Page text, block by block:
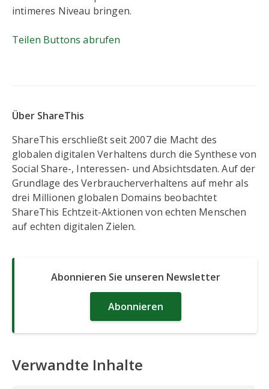
intimeres Niveau bringen.
Teilen Buttons abrufen
Über ShareThis
ShareThis erschließt seit 2007 die Macht des
globalen digitalen Verhaltens durch die Synthese von
Social Share-, Interessen- und Absichtsdaten. Auf der
Grundlage des Verbraucherverhaltens auf mehr als
drei Millionen globalen Domains beobachtet
ShareThis Echtzeit-Aktionen von echten Menschen
auf echten digitalen Zielen.
Abonnieren Sie unseren Newsletter
Abonnieren
Verwandte Inhalte